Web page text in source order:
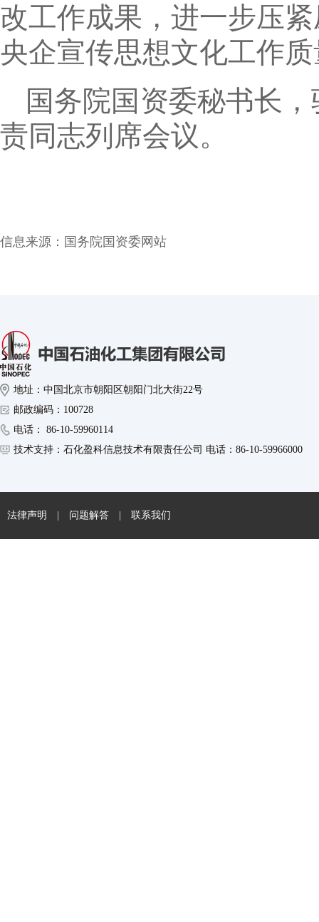
改工作成果，进一步压
央企宣传思想文化工作
国务院国资委秘书长
责同志列席会议。
信息来源： 国务院国资委网站
地址：中国北京市朝阳区朝阳门北大街22号
邮政编码：100728
电话： 86-10-59960114
技术支持：石化盈科信息技术有限责任公司 电话：86-10-59966000
法律声明 | 问题解答 | 联系我们